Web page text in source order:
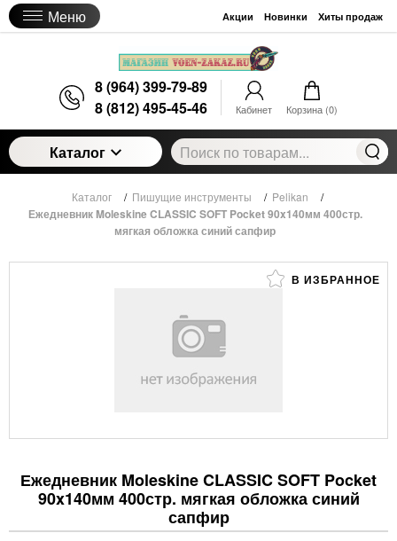
Меню Акции Новинки Хиты продаж
8 (964) 399-79-89
8 (812) 495-45-46
Кабинет Корзина (0)
Каталог
Каталог / Пишущие инструменты / Pelikan /
Ежедневник Moleskine CLASSIC SOFT Pocket 90x140мм 400стр.
мягкая обложка синий сапфир
В ИЗБРАННОЕ
Ежедневник Moleskine CLASSIC SOFT Pocket
90x140мм 400стр. мягкая обложка синий
сапфир